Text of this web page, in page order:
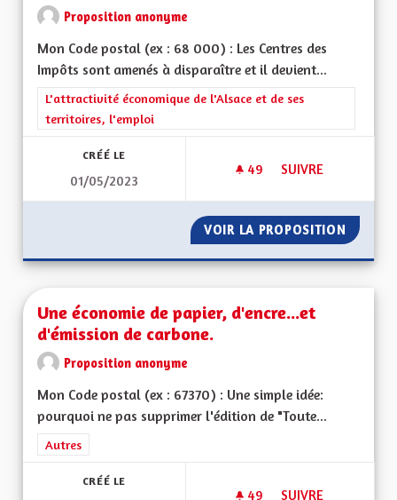
Proposition anonyme
Mon Code postal (ex : 68 000) : Les Centres des
Impôts sont amenés à disparaître et il devient...
Filtrer les résultats de la catégorie : L'attractivité
L'attractivité économique de l'Alsace et de ses
territoires, l'emploi
CRÉÉ LE
01/05/2023
49 49 ABONNÉS
SUIVRE
VOIR LA PROPOSITION
Une économie de papier, d'encre...et
d'émission de carbone.
Proposition anonyme
Mon Code postal (ex : 67370) : Une simple idée:
pourquoi ne pas supprimer l'édition de "Toute...
Filtrer les résultats de la catégorie : Autres
Autres
CRÉÉ LE
49 49 ABONNÉS
SUIVRE